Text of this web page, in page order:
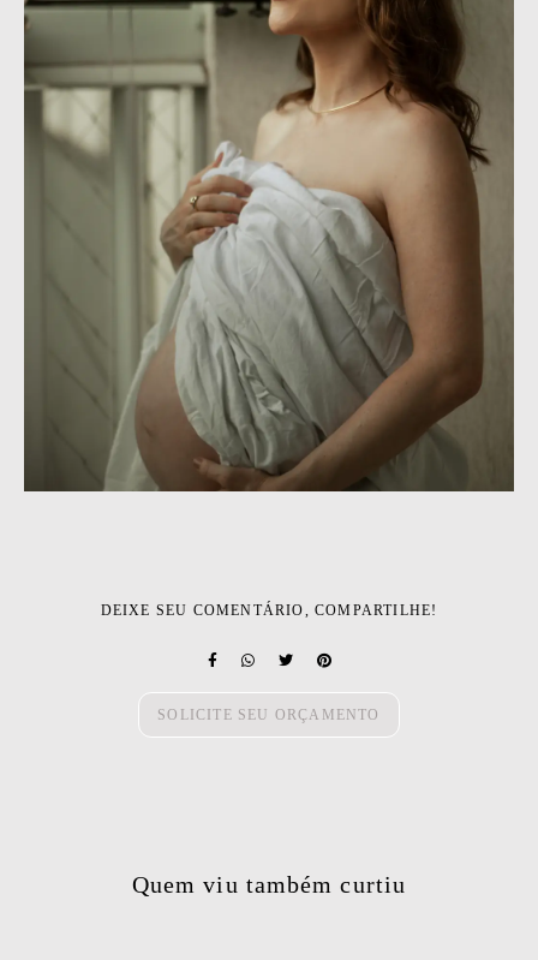
DEIXE SEU COMENTÁRIO, COMPARTILHE!
SOLICITE SEU ORÇAMENTO
Quem viu também curtiu